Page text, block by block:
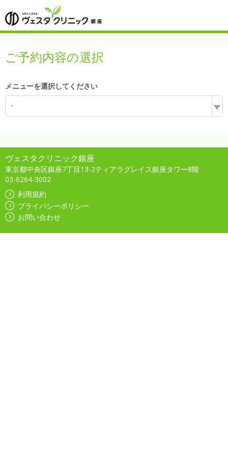
ご予約内容の選択
メニューを選択してください
-
ヴェスタクリニック銀座
東京都中央区銀座7丁目13-2ティアラグレイス銀座タワー8階
03-6264-3002
利用規約
プライバシーポリシー
お問い合わせ